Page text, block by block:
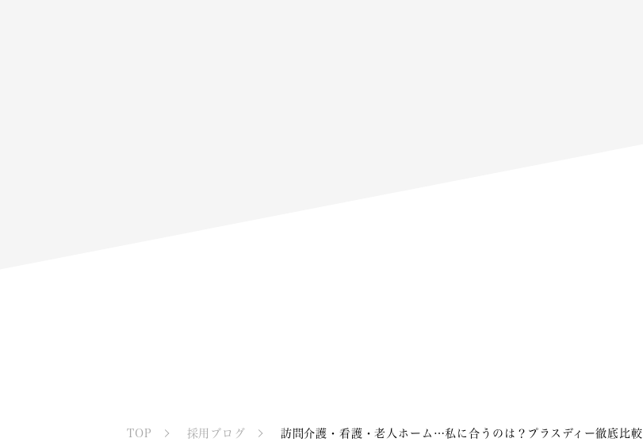
TOP 採用ブログ 訪問介護・看護・老人ホーム…私に合うのは？プラスディー徹底比較